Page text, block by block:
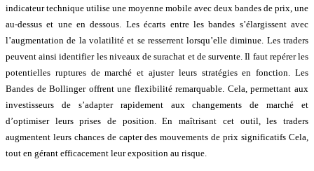
indicateur technique utilise une moyenne mobile avec deux bandes de prix, une
au-dessus et une en dessous. Les écarts entre les bandes s’élargissent avec
l’augmentation de la volatilité et se resserrent lorsqu’elle diminue. Les traders
peuvent ainsi identifier les niveaux de surachat et de survente. Il faut repérer les
potentielles ruptures de marché et ajuster leurs stratégies en fonction. Les
Bandes de Bollinger offrent une flexibilité remarquable. Cela, permettant aux
investisseurs de s’adapter rapidement aux changements de marché et
d’optimiser leurs prises de position. En maîtrisant cet outil, les traders
augmentent leurs chances de capter des mouvements de prix significatifs Cela,
tout en gérant efficacement leur exposition au risque.